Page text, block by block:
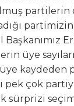
partilerin
Başkanımız
üye
kaydeden
pek çok
sürprizi